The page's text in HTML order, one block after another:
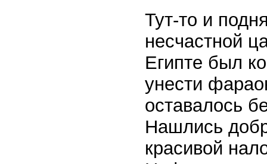
Тут-то и
несчастной
Египте был
унести
оставалось
Нашлись
красивой